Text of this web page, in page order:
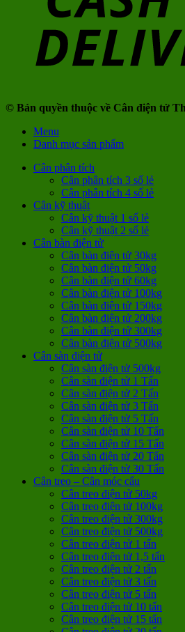
© Bản quyền thuộc về Cân điện tử
Menu
Danh mục sản phẩm
Cân phân tích
Cân phân tích 3 số lẻ
Cân phân tích 4 số lẻ
Cân kỹ thuật
Cân kỹ thuật 1 số lẻ
Cân kỹ thuật 2 số lẻ
Cân bàn điện tử
Cân bàn điện tử 30kg
Cân bàn điện tử 50kg
Cân bàn điện tử 60kg
Cân bàn điện tử 100kg
Cân bàn điện tử 150kg
Cân bàn điện tử 200kg
Cân bàn điện tử 300kg
Cân bàn điện tử 500kg
Cân sàn điện tử
Cân sàn điện tử 500kg
Cân sàn điện tử 1 Tấn
Cân sàn điện tử 2 Tấn
Cân sàn điện tử 3 Tấn
Cân sàn điện tử 5 Tấn
Cân sàn điện tử 10 Tấn
Cân sàn điện tử 15 Tấn
Cân sàn điện tử 20 Tấn
Cân sàn điện tử 30 Tấn
Cân treo – Cân móc cẩu
Cân treo điện tử 50kg
Cân treo điện tử 100kg
Cân treo điện tử 300kg
Cân treo điện tử 500kg
Cân treo điện tử 1 tấn
Cân treo điện tử 1,5 tấn
Cân treo điện tử 2 tấn
Cân treo điện tử 3 tấn
Cân treo điện tử 5 tấn
Cân treo điện tử 10 tấn
Cân treo điện tử 15 tấn